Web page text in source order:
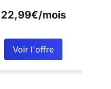
22,99€/mois
Voir l'offre